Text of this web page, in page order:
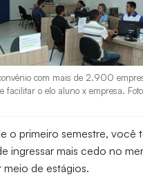
com mais de 2.900
facilitar o elo aluno x empresa.
o primeiro semestre, você
ingressar mais cedo no
de estágios.